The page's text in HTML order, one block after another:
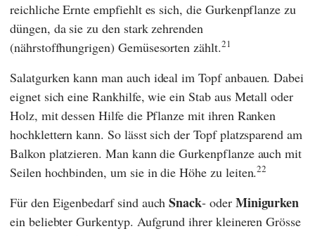
reichliche Ernte empfiehlt es sich, die Gurkenpflanze zu
düngen, da sie zu den stark zehrenden
(nährstoffhungrigen) Gemüsesorten zählt.21
Salatgurken kann man auch ideal im Topf anbauen. Dabei
eignet sich eine Rankhilfe, wie ein Stab aus Metall oder
Holz, mit dessen Hilfe die Pflanze mit ihren Ranken
hochklettern kann. So lässt sich der Topf platzsparend am
Balkon platzieren. Man kann die Gurkenpflanze auch mit
Seilen hochbinden, um sie in die Höhe zu leiten.22
Für den Eigenbedarf sind auchSnack- oder Minigurken
ein beliebter Gurkentyp. Aufgrund ihrer kleineren Grösse